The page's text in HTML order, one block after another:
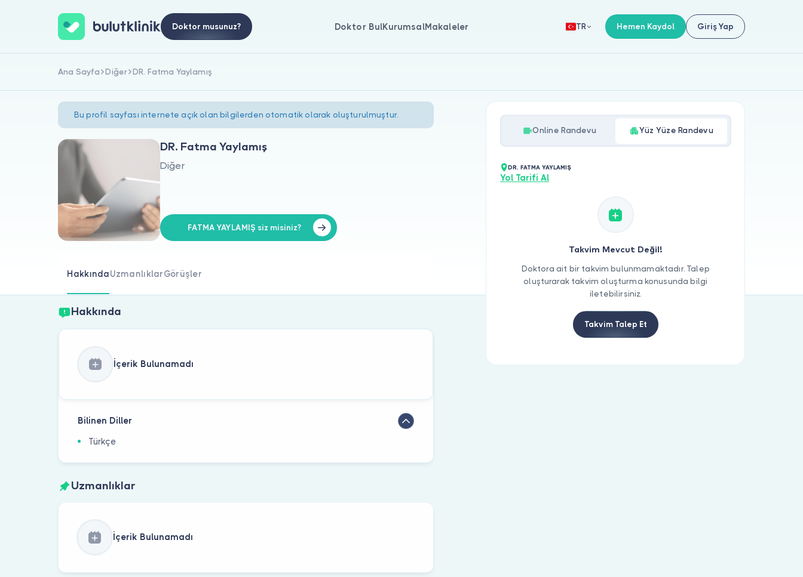
Doktor musunuz? Doktor BulKurumsalMakaleler TR Hemen Kaydol Giriş Yap
Ana Sayfa Diğer DR. Fatma Yaylamış
Bu profil sayfası internete açık olan bilgilerden otomatik olarak oluşturulmuştur.
DR. Fatma Yaylamış
Diğer
FATMA YAYLAMIŞ siz misiniz?
HakkındaUzmanlıklarGörüşler
Hakkında
İçerik Bulunamadı
Bilinen Diller
Türkçe
Uzmanlıklar
İçerik Bulunamadı
Online Randevu Yüz Yüze Randevu
DR. FATMA YAYLAMIŞ
Yol Tarifi Al
Takvim Mevcut Değil!
Doktora ait bir takvim bulunmamaktadır. Talep
oluşturarak takvim oluşturma konusunda bilgi
iletebilirsiniz.
Takvim Talep Et